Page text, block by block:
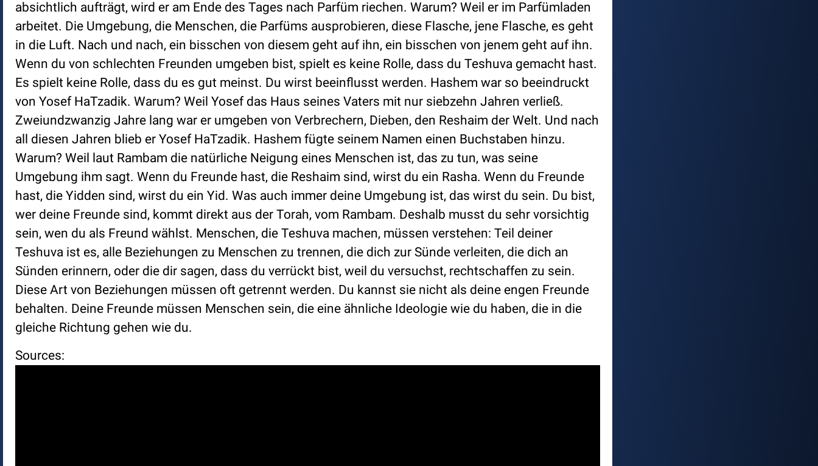
absichtlich aufträgt, wird er am Ende des Tages nach Parfüm riechen. Warum? Weil er im Parfümladen
arbeitet. Die Umgebung, die Menschen, die Parfüms ausprobieren, diese Flasche, jene Flasche, es geht
in die Luft. Nach und nach, ein bisschen von diesem geht auf ihn, ein bisschen von jenem geht auf ihn.
Wenn du von schlechten Freunden umgeben bist, spielt es keine Rolle, dass du Teshuva gemacht hast.
Es spielt keine Rolle, dass du es gut meinst. Du wirst beeinflusst werden. Hashem war so beeindruckt
von Yosef HaTzadik. Warum? Weil Yosef das Haus seines Vaters mit nur siebzehn Jahren verließ.
Zweiundzwanzig Jahre lang war er umgeben von Verbrechern, Dieben, den Reshaim der Welt. Und nach
all diesen Jahren blieb er Yosef HaTzadik. Hashem fügte seinem Namen einen Buchstaben hinzu.
Warum? Weil laut Rambam die natürliche Neigung eines Menschen ist, das zu tun, was seine
Umgebung ihm sagt. Wenn du Freunde hast, die Reshaim sind, wirst du ein Rasha. Wenn du Freunde
hast, die Yidden sind, wirst du ein Yid. Was auch immer deine Umgebung ist, das wirst du sein. Du bist,
wer deine Freunde sind, kommt direkt aus der Torah, vom Rambam. Deshalb musst du sehr vorsichtig
sein, wen du als Freund wählst. Menschen, die Teshuva machen, müssen verstehen: Teil deiner
Teshuva ist es, alle Beziehungen zu Menschen zu trennen, die dich zur Sünde verleiten, die dich an
Sünden erinnern, oder die dir sagen, dass du verrückt bist, weil du versuchst, rechtschaffen zu sein.
Diese Art von Beziehungen müssen oft getrennt werden. Du kannst sie nicht als deine engen Freunde
behalten. Deine Freunde müssen Menschen sein, die eine ähnliche Ideologie wie du haben, die in die
gleiche Richtung gehen wie du.
Sources: